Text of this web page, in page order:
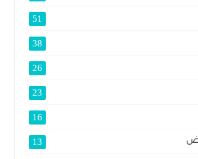
51
38
26
23
16
13